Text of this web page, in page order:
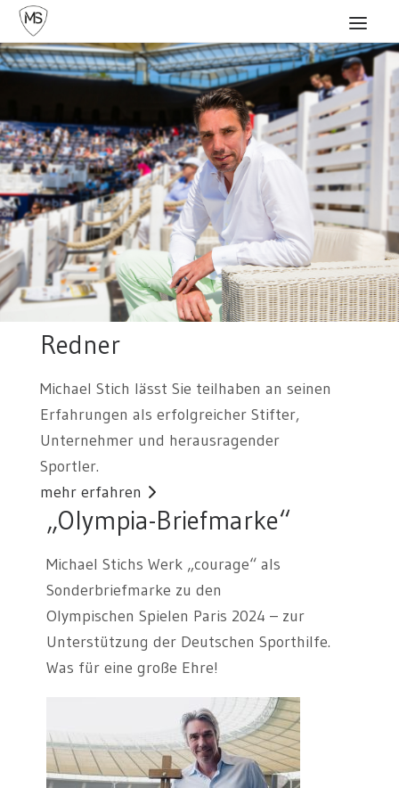
Home
Redner
Karriere
Stiftung
Profil
Kontakt
Redner
Michael Stich lässt Sie teilhaben an seinen
Erfahrungen als erfolgreicher Stifter,
Unternehmer und herausragender
Sportler.
mehr erfahren
„Olympia-Briefmarke“
Michael Stichs Werk „courage“ als
Sonderbriefmarke zu den
Olympischen Spielen Paris 2024 – zur
Unterstützung der Deutschen Sporthilfe.
Was für eine große Ehre!